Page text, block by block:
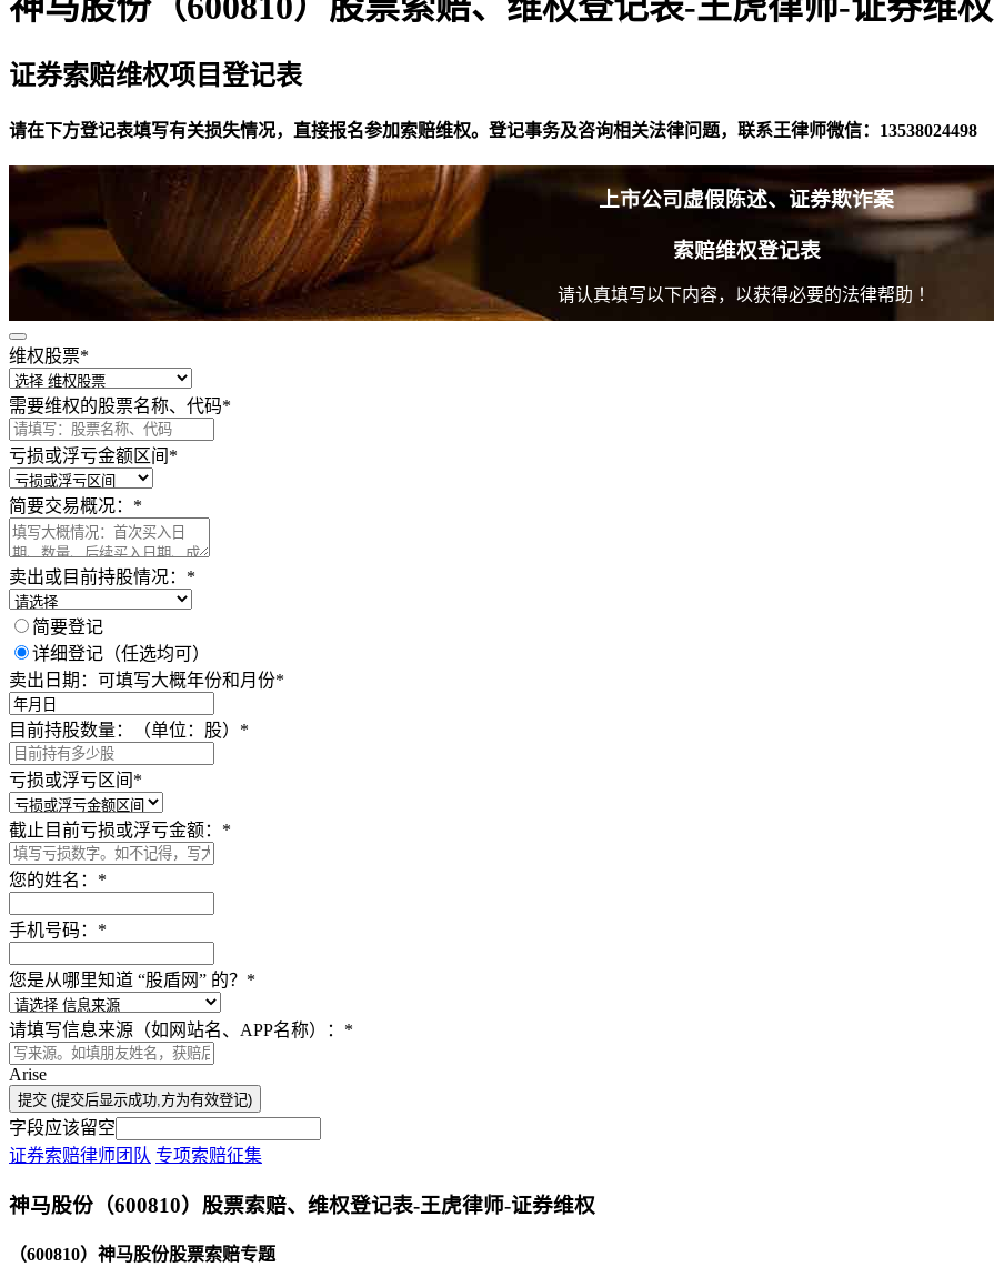
证券索赔维权项目登记表
请在下方登记表填写有关损失情况，直接报名参加索赔维权。登记事务及咨询相关法律问题，联系王律师微信：13538024498
上市公司虚假陈述、证券欺诈案
索赔维权登记表
请认真填写以下内容，以获得必要的法律帮助 ！
维权股票*
需要维权的股票名称、代码*
亏损或浮亏金额区间 *
简要交易概况： *
卖出或目前持股情况： *
简要登记
详细登记（任选均可）
卖出日期：可填写大概年份和月份*
目前持股数量：（单位：股） *
亏损或浮亏区间 *
截止目前亏损或浮亏金额： *
您的姓名： *
手机号码： *
您是从哪里知道 “股盾网” 的？ *
请填写信息来源（如网站名、APP名称）： *
Arise
提交 (提交后显示成功,方为有效登记)
字段应该留空
证券索赔律师团队 专项索赔征集
神马股份（600810）股票索赔、维权登记表-王虎律师-证券维权
（600810）神马股份股票索赔专题